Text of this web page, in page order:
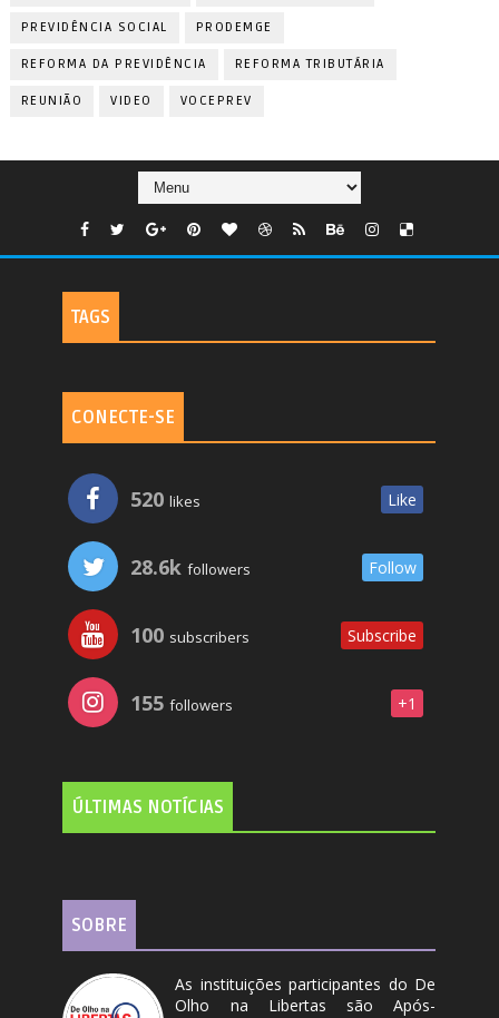
PREVIDÊNCIA SOCIAL PRODEMGE
REFORMA DA PREVIDÊNCIA REFORMA TRIBUTÁRIA
REUNIÃO VIDEO VOCEPREV
TAGS
CONECTE-SE
520 likes Like
28.6k followers Follow
100 subscribers Subscribe
155 followers +1
ÚLTIMAS NOTÍCIAS
SOBRE
As instituições participantes do De
Olho na Libertas são Após-